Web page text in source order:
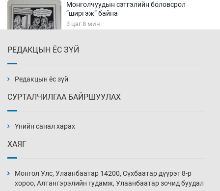
Монголчуудын сэтгэлийн боловсрол
“ширгэж” байна
3 цаг 8 мин
2026-08-07
2026-08-07
2026-08-07
РЕДАКЦЫН ЁС ЗҮЙ
Редакцын ёс зүй
СУРТАЛЧИЛГАА БАЙРШУУЛАХ
Үнийн санал харах
ХАЯГ
Монгол Улс, Улаанбаатар 14200, Сүхбаатар дүүрэг 8-р
хороо, Алтангэрэлийн гудамж, Улаанбаатар зочид буудал